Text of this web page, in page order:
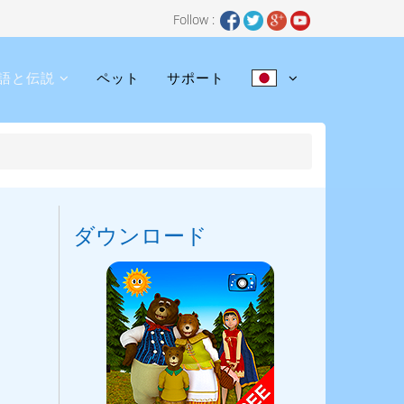
Follow :
と伝説 ペット サポート
ダウンロード